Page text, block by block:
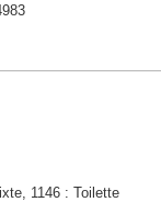
1146 : Toilette